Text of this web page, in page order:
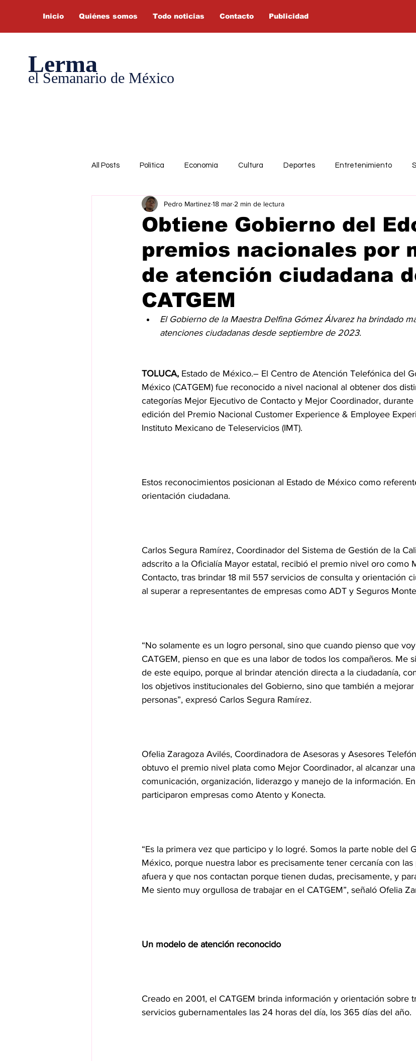
Inicio Quiénes somos Todo noticias Contacto Publicidad
Lerma
el Semanario de México
All Posts Política Economía Cultura Deportes Entretenimiento
Obtiene Gobierno del
premios nacionales por
de atención ciudadana
CATGEM
Pedro Martinez 18 mar 2 min de lectura
El Gobierno de la Maestra Delfina Gómez Álvarez ha brindado
atenciones ciudadanas desde septiembre de 2023.
TOLUCA, Estado de México.– El Centro de Atención Telefónica del
México (CATGEM) fue reconocido a nivel nacional al obtener dos
categorías Mejor Ejecutivo de Contacto y Mejor Coordinador,
edición del Premio Nacional Customer Experience & Employee
Instituto Mexicano de Teleservicios (IMT).
Estos reconocimientos posicionan al Estado de México como
orientación ciudadana.
Carlos Segura Ramírez, Coordinador del Sistema de Gestión de la
adscrito a la Oficialía Mayor estatal, recibió el premio nivel oro como
Contacto, tras brindar 18 mil 557 servicios de consulta y orientación
al superar a representantes de empresas como ADT y Seguros
“No solamente es un logro personal, sino que cuando pienso que
CATGEM, pienso en que es una labor de todos los compañeros. Me
de este equipo, porque al brindar atención directa a la ciudadanía,
los objetivos institucionales del Gobierno, sino que también a
personas”, expresó Carlos Segura Ramírez.
Ofelia Zaragoza Avilés, Coordinadora de Asesoras y Asesores
obtuvo el premio nivel plata como Mejor Coordinador, al alcanzar
comunicación, organización, liderazgo y manejo de la información.
participaron empresas como Atento y Konecta.
“Es la primera vez que participo y lo logré. Somos la parte noble del
México, porque nuestra labor es precisamente tener cercanía con las
afuera y que nos contactan porque tienen dudas, precisamente, y
Me siento muy orgullosa de trabajar en el CATGEM”, señaló Ofelia
Un modelo de atención reconocido
Creado en 2001, el CATGEM brinda información y orientación sobre
servicios gubernamentales las 24 horas del día, los 365 días del año.